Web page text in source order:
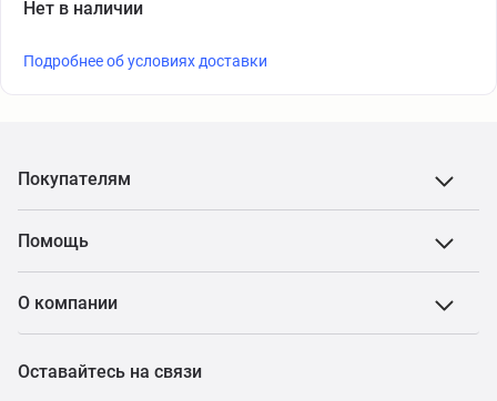
Нет в наличии
Подробнее об условиях доставки
Покупателям
Помощь
О компании
Оставайтесь на связи